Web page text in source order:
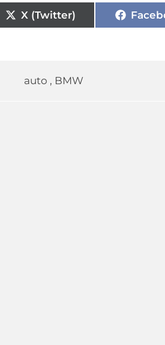
X (Twitter)
auto , BMW